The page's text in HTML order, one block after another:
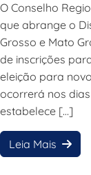
O Conselho
que abrange o
Grosso e Mato
de inscrições
eleição para
ocorrerá nos
estabelece […]
Leia Mais